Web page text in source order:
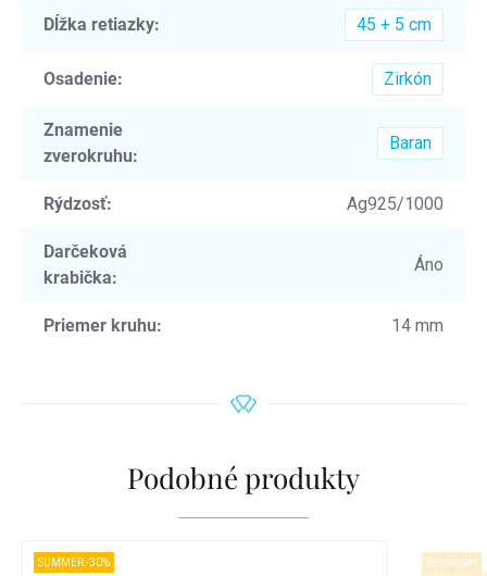
Dĺžka retiazky: 45 + 5 cm
Osadenie: Zirkón
Znamenie
zverokruhu:
Baran
Rýdzosť: Ag925/1000
Darčeková
krabička:
Áno
Priemer kruhu: 14 mm
Podobné produkty
SUMMER -30%
Bestseller